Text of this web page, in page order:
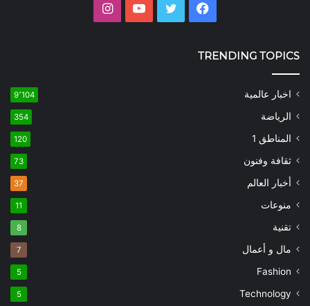
فيسبوك تويتر يوتيوب
TRENDING TOPICS
اخبار عالمية 9٬104
الرياضة 354
المناطق 1 120
ثقافة وفنون 73
أخبار العالم 37
منوعات 11
تقنية 8
مال و أعمال 7
Fashion
5
Technology
5